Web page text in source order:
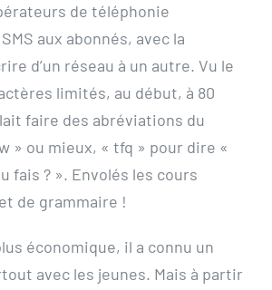
de téléphonie
aux abonnés, avec la
d’un réseau à un autre. Vu le
limités, au début, à 80
faire des abréviations du
» ou mieux, « tfq » pour dire «
fais ? ». Envolés les cours
de grammaire !
économique, il a connu un
avec les jeunes. Mais à partir